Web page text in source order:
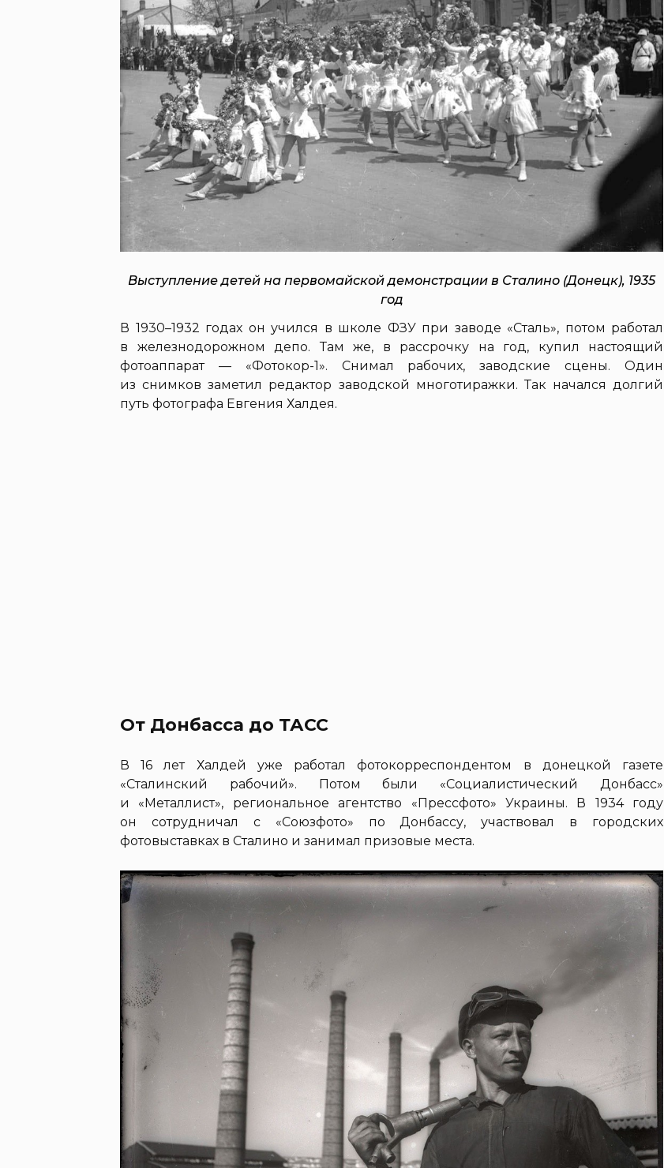
Выступление детей на первомайской демонстрации в Сталино (Донецк), 1935
год
В 1930–1932 годах он учился в школе ФЗУ при заводе «Сталь», потом работал
в железнодорожном депо. Там же, в рассрочку на год, купил настоящий
фотоаппарат — «Фотокор-1». Снимал рабочих, заводские сцены. Один
из снимков заметил редактор заводской многотиражки. Так начался долгий
путь фотографа Евгения Халдея.
От Донбасса до ТАСС
В 16 лет Халдей уже работал фотокорреспондентом в донецкой газете
«Сталинский рабочий». Потом были «Социалистический Донбасс»
и «Металлист», региональное агентство «Прессфото» Украины. В 1934 году
он сотрудничал с «Союзфото» по Донбассу, участвовал в городских
фотовыставках в Сталино и занимал призовые места.